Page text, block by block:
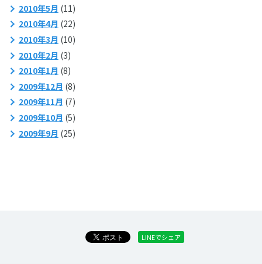
2010年5月 (11)
2010年4月 (22)
2010年3月 (10)
2010年2月 (3)
2010年1月 (8)
2009年12月 (8)
2009年11月 (7)
2009年10月 (5)
2009年9月 (25)
LINEでシェア